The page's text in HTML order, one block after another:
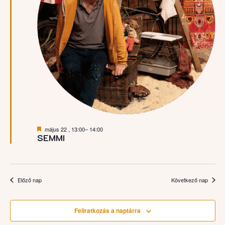
SEMMI
Kiemelt
május 22 , 13:00– 14:00
Előző nap Következő nap
Feliratkozás a naptárra